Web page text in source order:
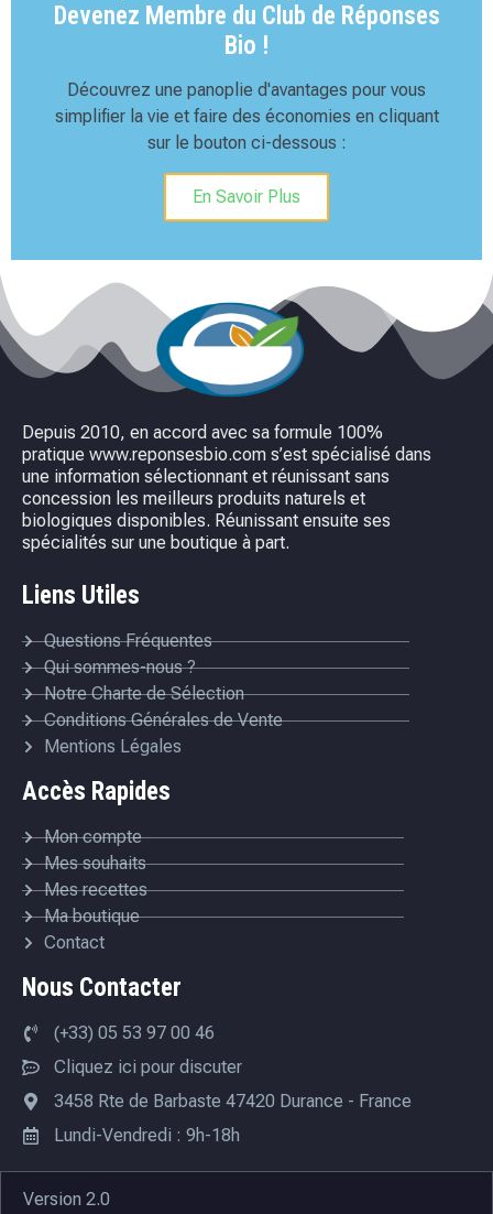
Devenez Membre du Club de Réponses
Bio !
Découvrez une panoplie d'avantages pour vous
simplifier la vie et faire des économies en cliquant
sur le bouton ci-dessous :
En Savoir Plus
Depuis 2010, en accord avec sa formule 100%
pratique www.reponsesbio.com s’est spécialisé dans
une information sélectionnant et réunissant sans
concession les meilleurs produits naturels et
biologiques disponibles. Réunissant ensuite ses
spécialités sur une boutique à part.
Liens Utiles
Questions Fréquentes
Qui sommes-nous ?
Notre Charte de Sélection
Conditions Générales de Vente
Mentions Légales
Accès Rapides
Mon compte
Mes souhaits
Mes recettes
Ma boutique
Contact
Nous Contacter
(+33) 05 53 97 00 46
Cliquez ici pour discuter
3458 Rte de Barbaste 47420 Durance - France
Lundi-Vendredi : 9h-18h
Version 2.0